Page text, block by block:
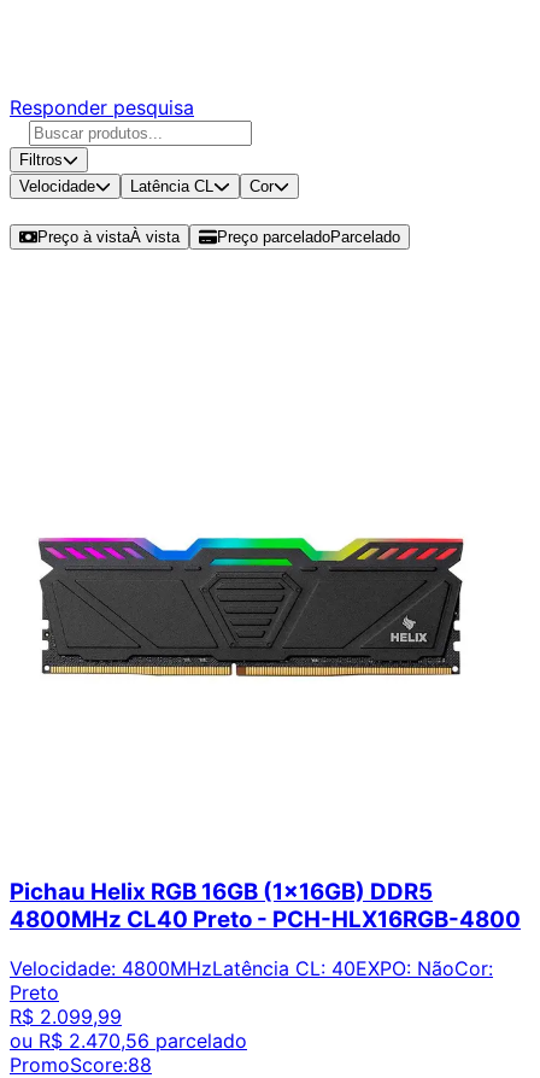
Responder pesquisa
Filtros
Velocidade
Latência CL Cor
Preço à vistaÀ vista Preço parceladoParcelado
Pichau Helix RGB 16GB (1x16GB) DDR5
4800MHz CL40 Preto - PCH-HLX16RGB-4800
Velocidade: 4800MHzLatência CL: 40EXPO: NãoCor:
Preto
R$ 2.099,99
ou R$ 2.470,56 parcelado
PromoScore:88